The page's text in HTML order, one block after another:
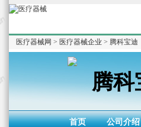
医疗器械网 > 医疗器械企业 > 腾科宝迪
腾科
首页 公司介绍